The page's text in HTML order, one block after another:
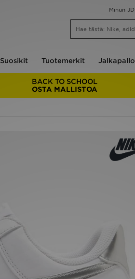
Minun JD
Suosikit Tuotemerkit Jalkapallo
BACK TO SCHOOL
OSTA MALLISTOA